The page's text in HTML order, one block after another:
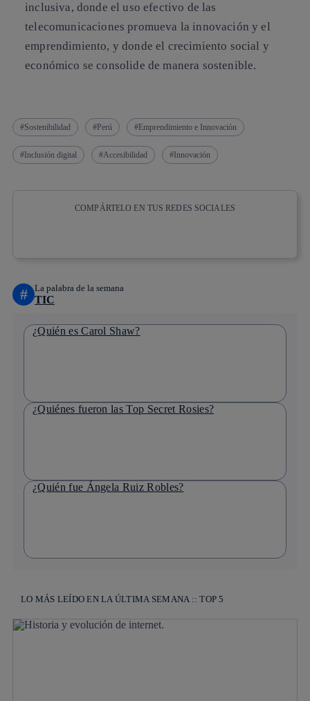
inclusiva, donde el uso efectivo de las
telecomunicaciones promueva la innovación y el
emprendimiento, y donde el crecimiento social y
económico se consolide de manera sostenible.
Sostenibilidad Perú Emprendimiento e Innovación
Inclusión digital Accesibilidad Innovación
COMPÁRTELO EN TUS REDES SOCIALES
# La palabra de la semana
TIC
¿Quién es Carol Shaw?
¿Quiénes fueron las Top Secret Rosies?
¿Quién fue Ángela Ruiz Robles?
LO MÁS LEÍDO EN LA ÚLTIMA SEMANA :: TOP 5